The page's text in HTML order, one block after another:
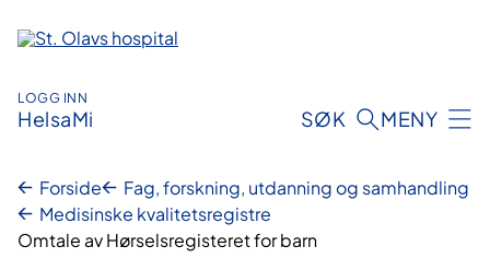
innhold
LOGG INN
HelsaMi SØK MENY
Forside
Fag, forskning, utdanning og samhandling
Medisinske kvalitetsregistre
Omtale av Hørselsregisteret for barn